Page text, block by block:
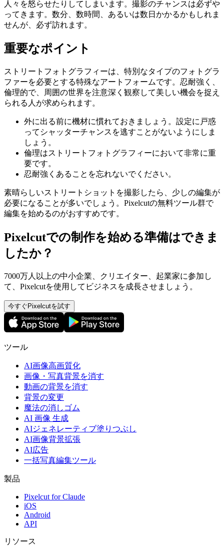
人々を怒らせたりしてしまいます。撮影のチャンスは必ずや
ってきます。数分、数時間、あるいは数日かかるかもしれま
せんが、必ず訪れます。
重要なポイント
ストリートフォトグラフィーは、特別なタイプのフォトグラ
ファーを必要とする特殊なアートフォームです。忍耐強く、
倫理的で、周囲の世界を注意深く観察して美しい機会を捉え
られる人が求められます。
外に出る前に機材に慣れておきましょう。設定に戸惑
ってシャッターチャンスを逃すことがないようにしま
しょう。
倫理はストリートフォトグラフィーにおいて非常に重
要です。
忍耐強くあることを忘れないでください。
素晴らしいストリートショットを撮影したら、少しの編集が
必要になることが多いでしょう。Pixelcutの無料ツール群で
編集を始めるのがおすすめです。
Pixelcutでの制作を始める準備はできま
したか？
7000万人以上の中小企業、クリエイター、起業家に参加し
て、Pixelcutを使用してビジネスを成長させましょう。
今すぐPixelcutを試す
ツール
AI画像高画質化
画像・写真背景を消す
動画の背景を消す
背景の変更
魔法の消しゴム
AI 画像 生成
AIジェネレーティブ塗りつぶし
AI画像背景拡張
AI広告
一括写真編集ツール
製品
Pixelcut for Claude
iOS
Android
API
リソース